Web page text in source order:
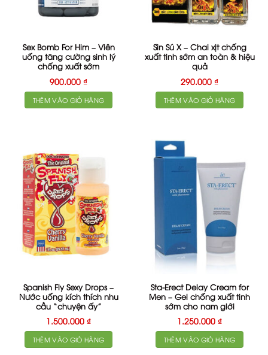
Sex Bomb For Him – Viên
uống tăng cường sinh lý
chống xuất sớm
900.000 ₫
THÊM VÀO GIỎ HÀNG
Sìn Sú X – Chai xịt chống
xuất tinh sớm an toàn & hiệu
quả
290.000 ₫
THÊM VÀO GIỎ HÀNG
Spanish Fly Sexy Drops –
Nước uống kích thích nhu
cầu “chuyện ấy”
1.500.000 ₫
THÊM VÀO GIỎ HÀNG
Sta-Erect Delay Cream for
Men – Gel chống xuất tinh
sớm cho nam giới
1.250.000 ₫
THÊM VÀO GIỎ HÀNG